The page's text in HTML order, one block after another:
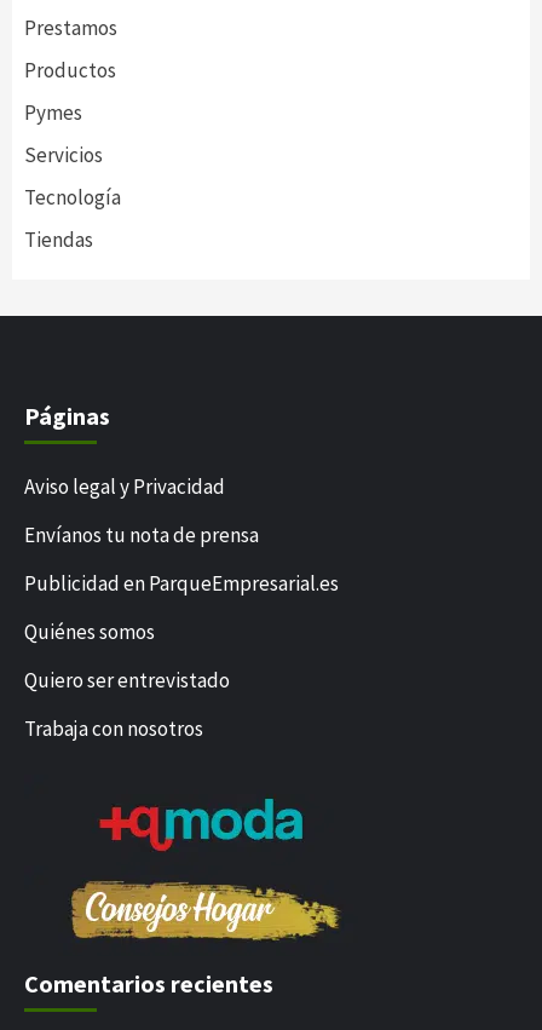
Prestamos
Productos
Pymes
Servicios
Tecnología
Tiendas
Páginas
Aviso legal y Privacidad
Envíanos tu nota de prensa
Publicidad en ParqueEmpresarial.es
Quiénes somos
Quiero ser entrevistado
Trabaja con nosotros
Comentarios recientes